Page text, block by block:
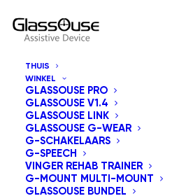
THUIS
WINKEL
GLASSOUSE PRO
GLASSOUSE V1.4
GLASSOUSE LINK
GLASSOUSE G-WEAR
G-SCHAKELAARS
G-SPEECH
VINGER REHAB TRAINER
G-MOUNT MULTI-MOUNT
GLASSOUSE BUNDEL
CONNECT